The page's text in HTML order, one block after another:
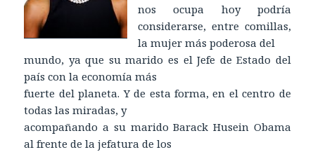
nos ocupa hoy podría
considerarse, entre comillas,
la mujer más poderosa del
mundo, ya que su marido es el Jefe de Estado del
país con la economía más
fuerte del planeta. Y de esta forma, en el centro de
todas las miradas, y
acompañando a su marido Barack Husein Obama
al frente de la jefatura de los